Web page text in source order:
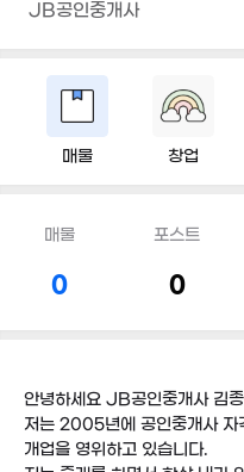
JB공인중개사
매물 창업
매물
0
포스트
0
안녕하세요 JB공인중개사 김
저는 2005년에 공인중개사 자
개업을 영위하고 있습니다.